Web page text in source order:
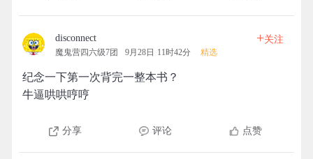
disconnect
魔鬼营四六级7团 9月28日 11时42分 精选
+关注
纪念一下第一次背完一整本书？
牛逼哄哄哼哼
分享 评论 点赞